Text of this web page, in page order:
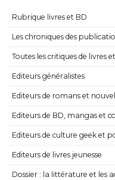
Rubrique livres et BD
Les chroniques des
Toutes les critiques de livres
Editeurs généralistes
Editeurs de romans et
Editeurs de BD, mangas et
Editeurs de culture geek et
Editeurs de livres jeunesse
Dossier : la littérature et les